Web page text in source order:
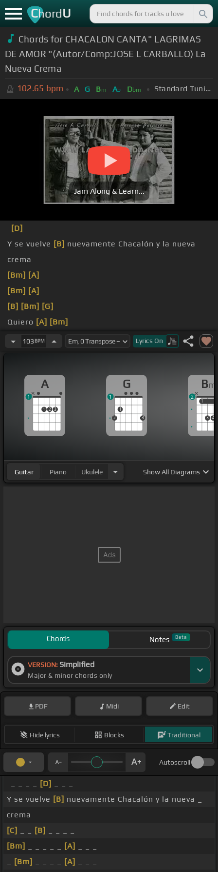
ChordU
Chords for CHACALON CANTA" LAGRIMAS
DE AMOR "(Autor/Comp:JOSE L CARBALLO) La
Nueva Crema
102.65 bpm A G Bm Ab Dbm Standard Tuning (EADGBE)
Jam Along & Learn...
[D]
Y se vuelve [B] nuevamente Chacalón y la nueva
crema
[Bm] [A]
[Bm] [A]
[B] [Bm] [G]
Quiero [A] [Bm]
[A] [Bm]
103 BPM Lyrics On
A
1 2 3
1
G
2
1
3
1
Bm
1
3 4
1
2
Guitar Piano Ukulele ShowAll Diagrams
Chords Notes Beta
VERSION: Simplified
Major & minor chords only
PDF Midi Edit
Hide lyrics Blocks Traditional
Autoscroll
[D]
Y se vuelve [B] nuevamente Chacalón y la nueva _
crema
[C]
[B]
[Bm]
[A]
[Bm] [A]